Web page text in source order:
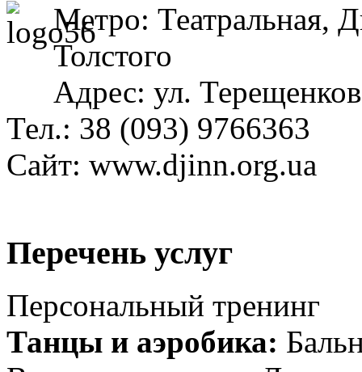
Метро: Театральная,
Толстого
Адрес: ул.
Тел.: 38 (093) 9766363
Сайт: www.djinn.org.ua
Перечень услуг
Персональный тренинг
Танцы и аэробика: